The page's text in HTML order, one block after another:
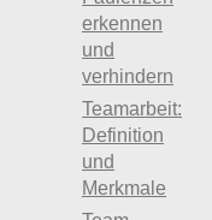
erkennen
und
verhindern
Teamarbeit:
Definition
und
Merkmale